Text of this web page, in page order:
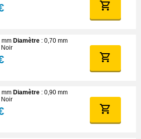
mm Diamètre : 0,70 mm
Noir
mm Diamètre : 0,90 mm
Noir